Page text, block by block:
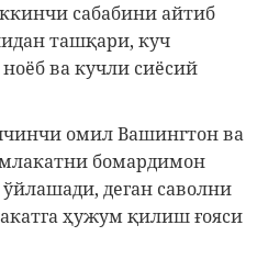
сабабини айтиб
ташқари, куч
ва кучли сиёсий
омил Вашингтон ва
бомардимон
деган саволни
ҳужум қилиш ғояси